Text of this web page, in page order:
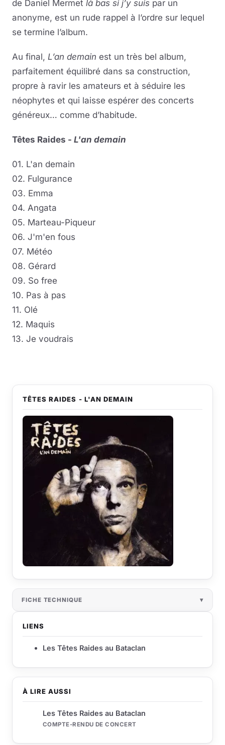
de Daniel Mermet là bas si j’y suis par un
anonyme, est un rude rappel à l’ordre sur lequel
se termine l’album.
Au final, L’an demain est un très bel album,
parfaitement équilibré dans sa construction,
propre à ravir les amateurs et à séduire les
néophytes et qui laisse espérer des concerts
généreux… comme d’habitude.
Têtes Raides - L'an demain
01. L'an demain
02. Fulgurance
03. Emma
04. Angata
05. Marteau-Piqueur
06. J'm'en fous
07. Météo
08. Gérard
09. So free
10. Pas à pas
11. Olé
12. Maquis
13. Je voudrais
À LIRE AUSSI
Les Têtes Raides au Bataclan
COMPTE-RENDU DE CONCERT
TÊTES RAIDES - L'AN DEMAIN
FICHE TECHNIQUE
LIENS
Les Têtes Raides au Bataclan